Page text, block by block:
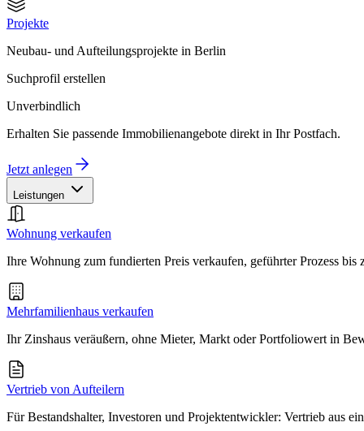
Projekte
Neubau- und Aufteilungsprojekte in Berlin
Suchprofil erstellen
Unverbindlich
Erhalten Sie passende Immobilienangebote direkt in Ihr Postfach.
Jetzt anlegen
Leistungen
Wohnung verkaufen
Ihre Wohnung zum fundierten Preis verkaufen, geführter Prozess bis
Mehrfamilienhaus verkaufen
Ihr Zinshaus veräußern, ohne Mieter, Markt oder Portfoliowert in
Vertrieb von Aufteilern
Für Bestandshalter, Investoren und Projektentwickler: Vertrieb aus